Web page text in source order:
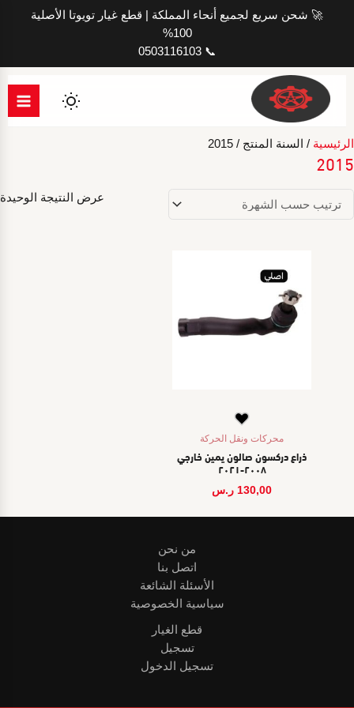
🚀 شحن سريع لجميع أنحاء المملكة | قطع غيار تويوتا الأصلية
100%
📞 0503116103
الرئيسية / السنة المنتج / 2015
2015
عرض النتيجة الوحيدة
محركات ونقل الحركة
ذراع دركسون صالون يمين خارجي
٢٠٠٨-٢٠٢١
130,00 ر.س
من نحن
اتصل بنا
الأسئلة الشائعة
سياسية الخصوصية
قطع الغيار
تسجيل
تسجيل الدخول